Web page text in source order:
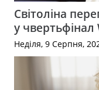
Світоліна
у чвертьфінал
Неділя, 9 Серпня,